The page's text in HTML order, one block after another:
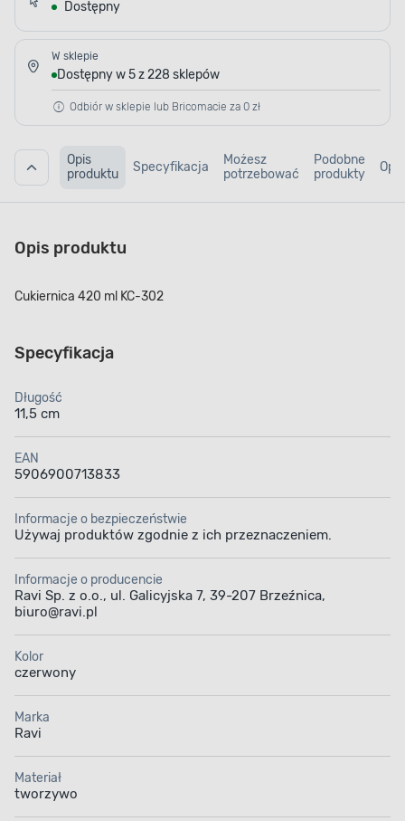
Dostępny
W sklepie
Dostępny w 5 z 228 sklepów
Odbiór w sklepie lub Bricomacie za 0 zł
Opis
produktu
Specyfikacja
Możesz
potrzebować
Podobne
produkty
Opis produktu
Cukiernica 420 ml KC-302
Specyfikacja
Długość
11,5 cm
EAN
5906900713833
Informacje o bezpieczeństwie
Używaj produktów zgodnie z ich przeznaczeniem.
Informacje o producencie
Ravi Sp. z o.o., ul. Galicyjska 7, 39-207 Brzeźnica,
biuro@ravi.pl
Kolor
czerwony
Marka
Ravi
Materiał
tworzywo